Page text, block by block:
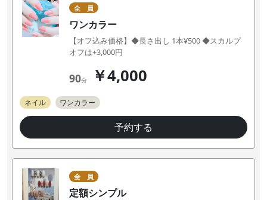
全 員
ワンカラー
【オフ込み価格】◆長さ出し 1本¥500 ◆スカルプ
オフは+3,000円
90分 ￥4,000
ネイル ワンカラー
予約する
全 員
定額シンプル